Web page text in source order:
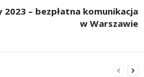
2023 – bezpłatna komunikacja
w Warszawie